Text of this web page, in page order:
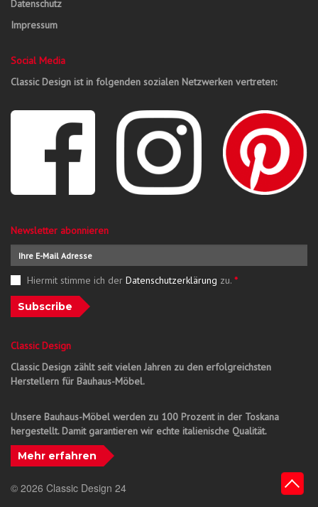
Datenschutz
Impressum
Social Media
Classic Design ist in folgenden sozialen Netzwerken vertreten:
Newsletter abonnieren
Hiermit stimme ich der Datenschutzerklärung zu. *
Subscribe
Classic Design
Classic Design zählt seit vielen Jahren zu den erfolgreichsten
Herstellern für Bauhaus-Möbel.
Unsere Bauhaus-Möbel werden zu 100 Prozent in der Toskana
hergestellt. Damit garantieren wir echte italienische Qualität.
Mehr erfahren
© 2026 Classic Design 24